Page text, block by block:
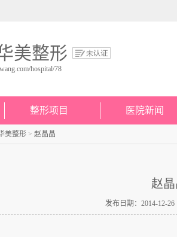
美整形
hospital/78
整形项目 医院新闻
美整形 > 赵晶晶
赵
发布日期：2014-12-